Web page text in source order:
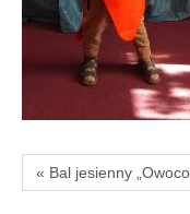
« Bal jesienny